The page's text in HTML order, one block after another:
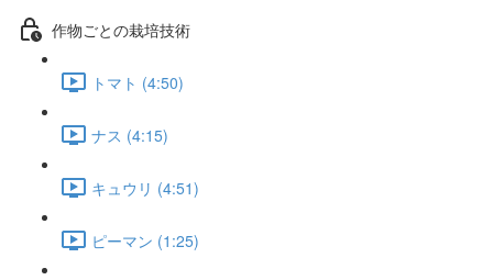
作物ごとの栽培技術
トマト (4:50)
ナス (4:15)
キュウリ (4:51)
ピーマン (1:25)